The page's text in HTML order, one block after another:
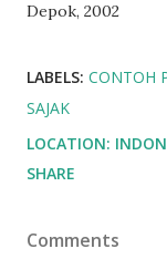
Depok, 2002
LABELS: CONTOH
SAJAK
LOCATION:
SHARE
Comments